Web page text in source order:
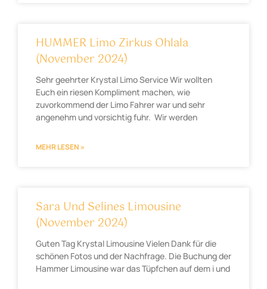
HUMMER Limo Zirkus Ohlala
(November 2024)
Sehr geehrter Krystal Limo Service Wir wollten
Euch ein riesen Kompliment machen, wie
zuvorkommend der Limo Fahrer war und sehr
angenehm und vorsichtig fuhr. Wir werden
MEHR LESEN »
Sara Und Selines Limousine
(November 2024)
Guten Tag Krystal Limousine Vielen Dank für die
schönen Fotos und der Nachfrage. Die Buchung der
Hammer Limousine war das Tüpfchen auf dem i und